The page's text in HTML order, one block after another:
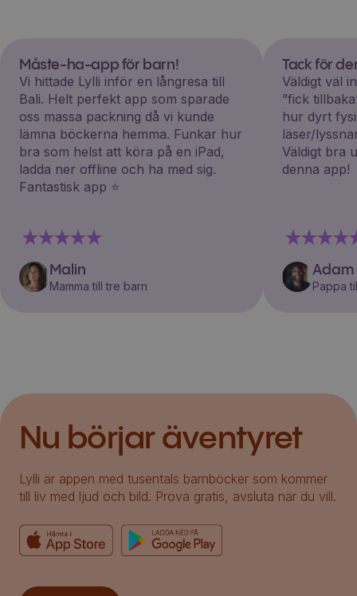
Måste-ha-app för barn!
Vi hittade Lylli inför en långresa till
Bali. Helt perfekt app som sparade
oss massa packning då vi kunde
lämna böckerna hemma. Funkar hur
bra som helst att köra på en iPad,
ladda ner offline och ha med sig.
Fantastisk app ⭐️
Malin
Mamma till tre barn
Tack för
Väldigt väl
”fick
hur dyrt
läser/
Väldigt bra
denna app!
Adam
Pappa
Nu börjar äventyret
Lylli är appen med tusentals barnböcker som kommer
till liv med ljud och bild. Prova gratis, avsluta när du vill.